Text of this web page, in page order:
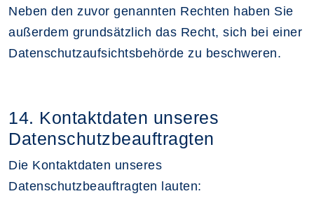
Neben den zuvor genannten Rechten haben Sie
außerdem grundsätzlich das Recht, sich bei einer
Datenschutzaufsichtsbehörde zu beschweren.
14. Kontaktdaten unseres
Datenschutzbeauftragten
Die Kontaktdaten unseres
Datenschutzbeauftragten lauten: